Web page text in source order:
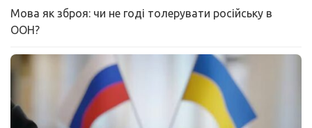
Мова як зброя: чи не годі толерувати російську в
ООН?